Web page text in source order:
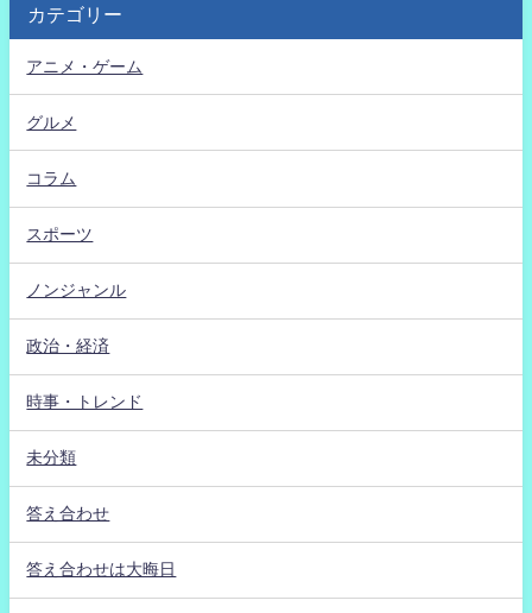
カテゴリー
アニメ・ゲーム
グルメ
コラム
スポーツ
ノンジャンル
政治・経済
時事・トレンド
未分類
答え合わせ
答え合わせは大晦日